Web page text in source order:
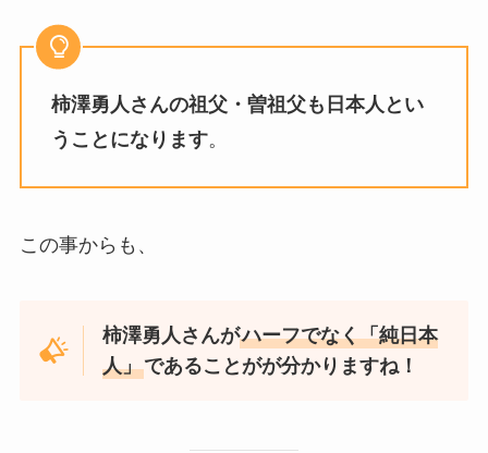
柿澤勇人さんの祖父・曽祖父も日本人とい
うことになります。
この事からも、
柿澤勇人さんがハーフでなく「純日本
人」であることがが分かりますね！